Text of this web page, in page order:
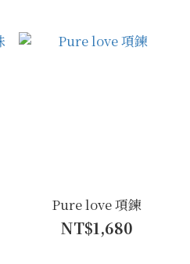
Pure love 項鍊
NT$1,680